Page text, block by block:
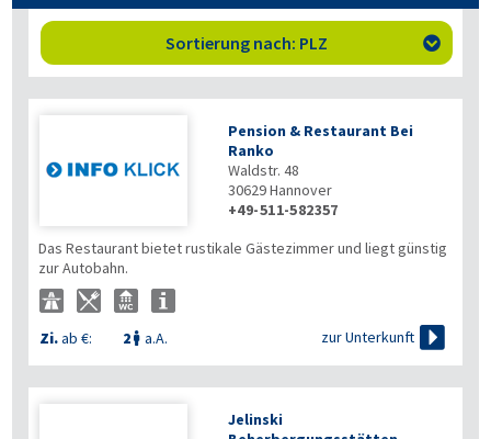
Sortierung nach: PLZ 
Pension & Restaurant Bei
Ranko
Waldstr. 48
30629Hannover
+49-511-582357
Zi.ab €: 2  a.A.
Das Restaurant bietet rustikale Gästezimmer und liegt günstig
zur Autobahn.
zur Unterkunft 
Jelinski